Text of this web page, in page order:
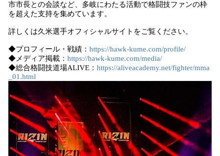
市市長との会談など、多岐にわたる活動で格闘技ファンの枠
を超えた支持を集めています。
詳しくは久米選手オフィシャルサイトをご覧ください。
◆プロフィール・戦績： https://hawk-kume.com/profile/
◆メディア掲載： https://hawk-kume.com/media/
◆総合格闘技道場ALIVE： https://aliveacademy.net/fighter/mma
_01.html